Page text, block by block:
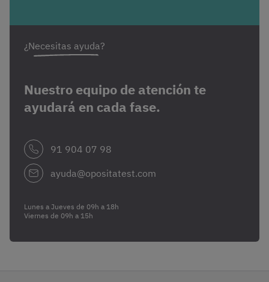
¿Necesitas ayuda?
Nuestro equipo de atención te
ayudará en cada fase.
91 904 07 98
ayuda@opositatest.com
Lunes a Jueves de 09h a 18h
Viernes de 09h a 15h